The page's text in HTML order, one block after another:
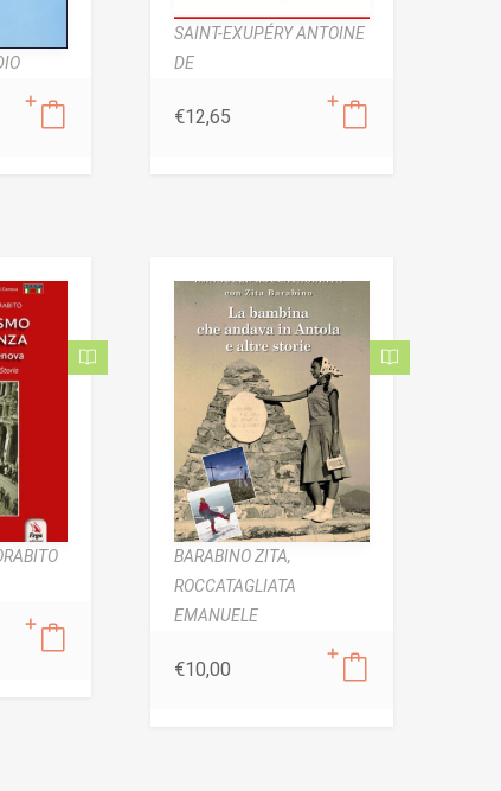
SAINT-EXUPÉRY ANTOINE
DE
€12,65
BARABINO ZITA,
ROCCATAGLIATA
EMANUELE
€10,00